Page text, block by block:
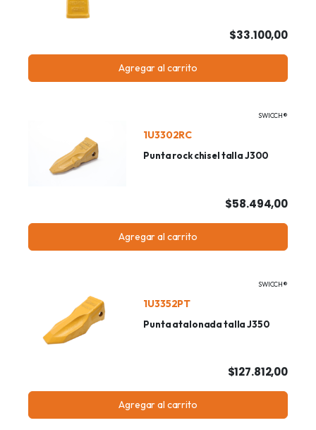
$33.100,00
Agregar al carrito
SWICCH®
1U3302RC
Punta rock chisel talla J300
$58.494,00
Agregar al carrito
SWICCH®
1U3352PT
Punta atalonada talla J350
$127.812,00
Agregar al carrito